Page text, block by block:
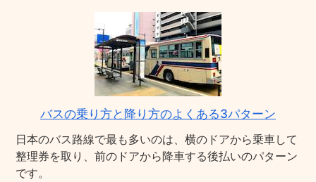
バスの乗り方と降り方のよくある3パターン
日本のバス路線で最も多いのは、横のドアから乗車して
整理券を取り、前のドアから降車する後払いのパターン
です。